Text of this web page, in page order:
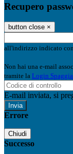
Recupero
button close ×
all'indirizzo indicato
Non hai una e-mail
tramite la Login
E-mail inviata, si
Errore
Chiudi
Successo